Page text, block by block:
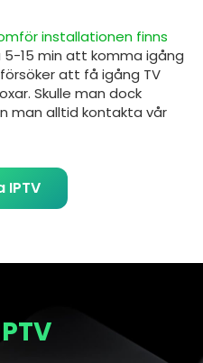
installationen finns
15 min att komma igång
att få igång TV
. Skulle man dock
man alltid kontakta vår
IPTV